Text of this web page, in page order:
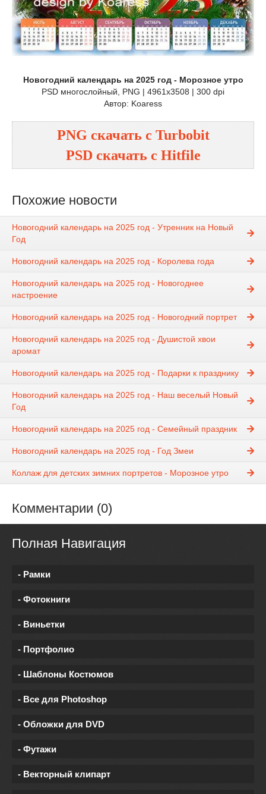
Новогодний календарь на 2025 год - Морозное утро
PSD многослойный, PNG | 4961x3508 | 300 dpi
Автор: Koaress
PNG cкачать с Turbobit
PSDcкачать с Hitfile
Похожие новости
Новогодний календарь на 2025 год - Утренник на Новый
Год
Новогодний календарь на 2025 год - Королева года
Новогодний календарь на 2025 год - Новогоднее
настроение
Новогодний календарь на 2025 год - Новогодний портрет
Новогодний календарь на 2025 год - Душистой хвои
аромат
Новогодний календарь на 2025 год - Подарки к празднику
Новогодний календарь на 2025 год - Наш веселый Новый
Год
Новогодний календарь на 2025 год - Семейный праздник
Новогодний календарь на 2025 год - Год Змеи
Коллаж для детских зимних портретов - Морозное утро
Комментарии (0)
Полная Навигация
- Рамки
- Фотокниги
- Виньетки
- Портфолио
- Шаблоны Костюмов
- Все для Photoshop
- Обложки для DVD
- Футажи
- Векторный клипарт